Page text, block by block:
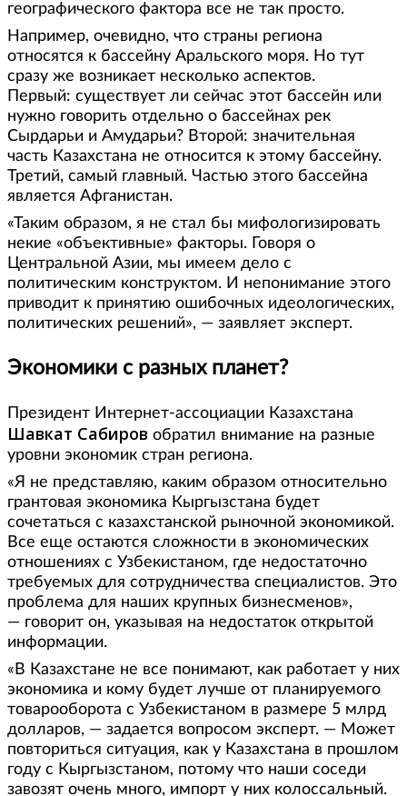
географического фактора все не так просто.
Например, очевидно, что страны региона
относятся к бассейну Аральского моря. Но тут
сразу же возникает несколько аспектов.
Первый: существует ли сейчас этот бассейн или
нужно говорить отдельно о бассейнах рек
Сырдарьи и Амударьи? Второй: значительная
часть Казахстана не относится к этому бассейну.
Третий, самый главный. Частью этого бассейна
является Афганистан.
«Таким образом, я не стал бы мифологизировать
некие «объективные» факторы. Говоря о
Центральной Азии, мы имеем дело с
политическим конструктом. И непонимание этого
приводит к принятию ошибочных идеологических,
политических решений», — заявляет эксперт.
Экономики с разных планет?
Президент Интернет-ассоциации Казахстана
Шавкат Сабиров обратил внимание на разные
уровни экономик стран региона.
«Я не представляю, каким образом относительно
грантовая экономика Кыргызстана будет
сочетаться с казахстанской рыночной экономикой.
Все еще остаются сложности в экономических
отношениях с Узбекистаном, где недостаточно
требуемых для сотрудничества специалистов. Это
проблема для наших крупных бизнесменов»,
— говорит он, указывая на недостаток открытой
информации.
«В Казахстане не все понимают, как работает у них
экономика и кому будет лучше от планируемого
товарооборота с Узбекистаном в размере 5 млрд
долларов, — задается вопросом эксперт. — Может
повториться ситуация, как у Казахстана в прошлом
году с Кыргызстаном, потому что наши соседи
завозят очень много, импорт у них колоссальный.